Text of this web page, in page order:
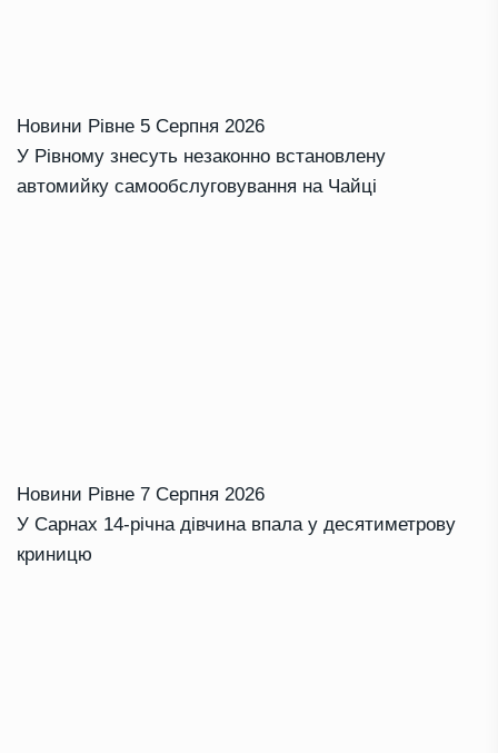
Новини Рівне 5 Серпня 2026
У Рівному знесуть незаконно встановлену
автомийку самообслуговування на Чайці
Новини Рівне 7 Серпня 2026
У Сарнах 14-річна дівчина впала у десятиметрову
криницю